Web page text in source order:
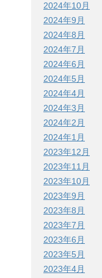
2024年10月
2024年9月
2024年8月
2024年7月
2024年6月
2024年5月
2024年4月
2024年3月
2024年2月
2024年1月
2023年12月
2023年11月
2023年10月
2023年9月
2023年8月
2023年7月
2023年6月
2023年5月
2023年4月